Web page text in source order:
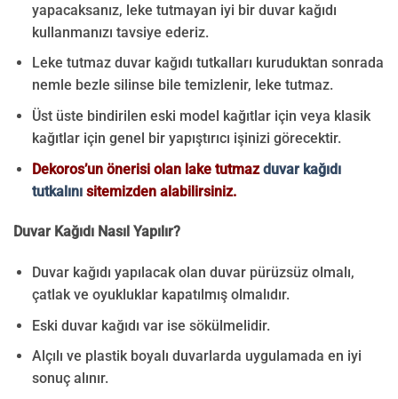
yapacaksanız, leke tutmayan iyi bir duvar kağıdı
kullanmanızı tavsiye ederiz.
Leke tutmaz duvar kağıdı tutkalları kuruduktan sonrada
nemle bezle silinse bile temizlenir, leke tutmaz.
Üst üste bindirilen eski model kağıtlar için veya klasik
kağıtlar için genel bir yapıştırıcı işinizi görecektir.
Dekoros’un önerisi olan lake tutmazduvar kağıdı
tutkalınısitemizden alabilirsiniz.
Duvar Kağıdı Nasıl Yapılır?
Duvar kağıdı yapılacak olan duvar pürüzsüz olmalı,
çatlak ve oyukluklar kapatılmış olmalıdır.
Eski duvar kağıdı var ise sökülmelidir.
Alçılı ve plastik boyalı duvarlarda uygulamada en iyi
sonuç alınır.